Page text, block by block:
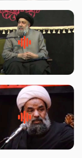
لقب حضرت رقیه سلام الله
چه معناست – حجت
سلام جوانی که امام حسین
السلام خودش جوابش را